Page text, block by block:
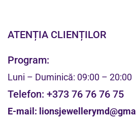
ATENȚIA CLIENȚILOR
Program:
Luni – Duminică: 09:00 – 20:00
Telefon: +373 76 76 76 75
E-mail: